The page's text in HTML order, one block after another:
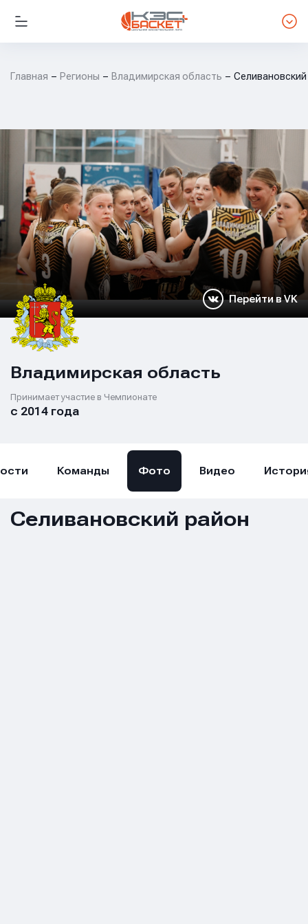
Главная Регионы Владимирская область
Перейти в VK
Владимирская область
Принимает участие в Чемпионате
с 2014 года
Команды Фото Видео
Селивановский район